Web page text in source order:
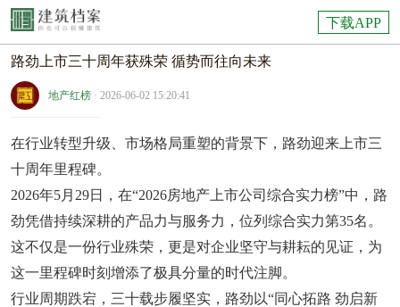
下载APP
路劲上市三十周年获殊荣 循势而往向未来
地产红榜 · 2026-06-02 15:20:41
在行业转型升级、市场格局重塑的背景下，路劲迎来上市三
十周年里程碑。
2026年5月29日，在“2026房地产上市公司综合实力榜”中，路
劲凭借持续深耕的产品力与服务力，位列综合实力第35名。
这不仅是一份行业殊荣，更是对企业坚守与耕耘的见证，为
这一里程碑时刻增添了极具分量的时代注脚。
行业周期跌宕，三十载步履坚实，路劲以“同心拓路 劲启新